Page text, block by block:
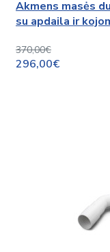
Akmens masės
su apdaila ir
370,00€
296,00€